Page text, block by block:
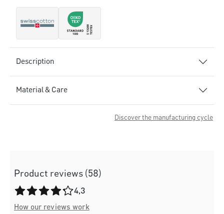
Description
Material & Care
Discover the manufacturing cycle
Product reviews (58)
Average rating of 4.3 out of 5 stars
4,3
How our reviews work